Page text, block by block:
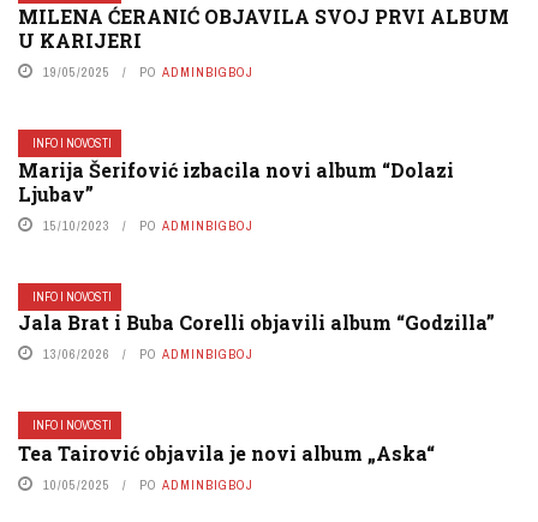
MILENA ĆERANIĆ OBJAVILA SVOJ PRVI ALBUM
U KARIJERI
19/05/2025 PO ADMINBIGBOJ
INFO I NOVOSTI
Marija Šerifović izbacila novi album “Dolazi
Ljubav”
15/10/2023 PO ADMINBIGBOJ
INFO I NOVOSTI
Jala Brat i Buba Corelli objavili album “Godzilla”
13/06/2026 PO ADMINBIGBOJ
INFO I NOVOSTI
Tea Tairović objavila je novi album „Aska“
10/05/2025 PO ADMINBIGBOJ